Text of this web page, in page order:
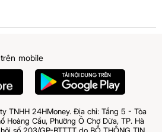
trên mobile
TNHH 24HMoney. Địa chỉ: Tầng 5 - Tòa
Hoàng Cầu, Phường Ô Chợ Dừa, TP. Hà
số 203/GP-BTTTT do BỘ THÔNG TIN